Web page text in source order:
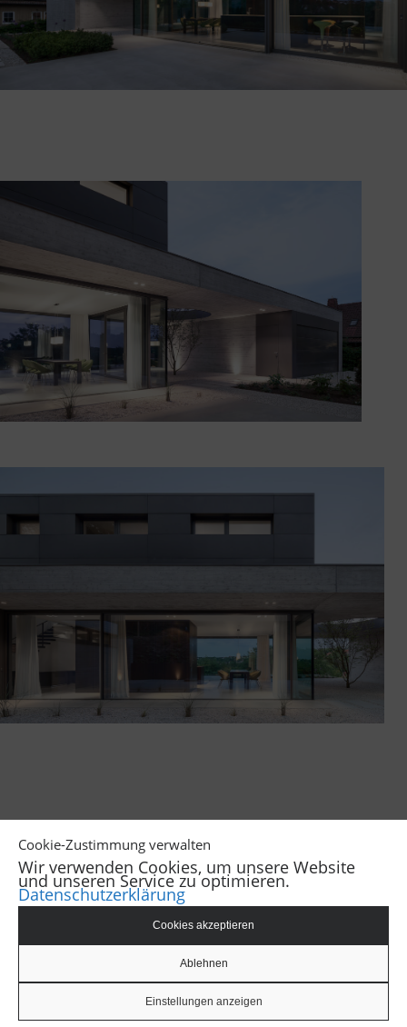
Cookie-Zustimmung verwalten
Wir verwenden Cookies, um unsere Website
und unseren Service zu optimieren.
Datenschutzerklärung
Cookies akzeptieren
Ablehnen
Einstellungen anzeigen
‹ ›